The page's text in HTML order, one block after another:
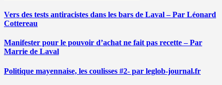
Vers des tests antiracistes dans les bars de Laval – Par Léonard
Cottereau
Manifester pour le pouvoir d’achat ne fait pas recette – Par
Marrie de Laval
Politique mayennaise, les coulisses #2- par leglob-journal.fr